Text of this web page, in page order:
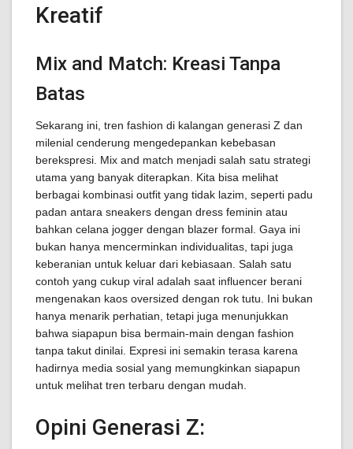
Kreatif
Mix and Match: Kreasi Tanpa
Batas
Sekarang ini, tren fashion di kalangan generasi Z dan
milenial cenderung mengedepankan kebebasan
berekspresi. Mix and match menjadi salah satu strategi
utama yang banyak diterapkan. Kita bisa melihat
berbagai kombinasi outfit yang tidak lazim, seperti padu
padan antara sneakers dengan dress feminin atau
bahkan celana jogger dengan blazer formal. Gaya ini
bukan hanya mencerminkan individualitas, tapi juga
keberanian untuk keluar dari kebiasaan. Salah satu
contoh yang cukup viral adalah saat influencer berani
mengenakan kaos oversized dengan rok tutu. Ini bukan
hanya menarik perhatian, tetapi juga menunjukkan
bahwa siapapun bisa bermain-main dengan fashion
tanpa takut dinilai. Expresi ini semakin terasa karena
hadirnya media sosial yang memungkinkan siapapun
untuk melihat tren terbaru dengan mudah.
Opini Generasi Z: